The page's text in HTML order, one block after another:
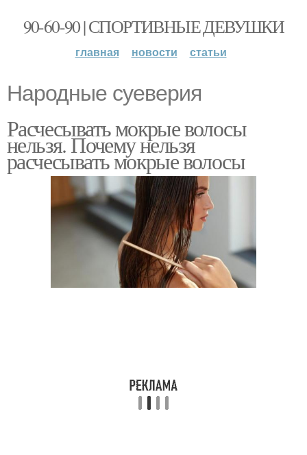
90-60-90 | СПОРТИВНЫЕ ДЕВУШКИ
главная новости статьи
Народные суеверия
Расчесывать мокрые волосы
нельзя. Почему нельзя
расчесывать мокрые волосы